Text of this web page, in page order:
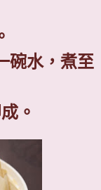
碗水，煮至
。